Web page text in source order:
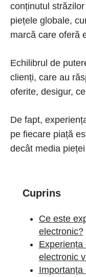
conținutul
piețele globale,
marcă care oferă
Echilibrul de
clienți, care au
oferite, desigur,
De fapt,
pe fiecare piață
decât media
Cuprins
Ce este
electronic?
Experiența
electronic
Importanța